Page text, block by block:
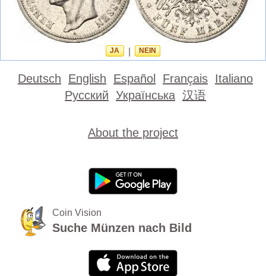
JA NEIN
Deutsch English Español Français Italiano
Русский Українська 汉语
About the project
Coin Vision
Suche Münzen nach Bild